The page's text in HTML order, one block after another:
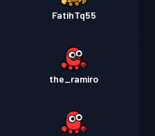
FatihTq55
the_ramiro